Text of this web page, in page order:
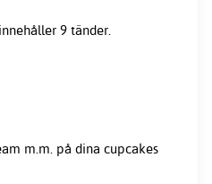
9 tänder.
m.m. på dina cupcakes